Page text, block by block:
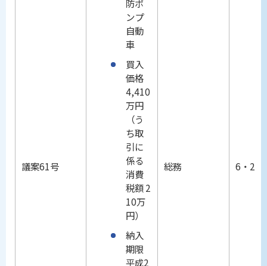
議案61号
防ポ
ンプ
自動
車
買入
価格
4,410
万円
（う
ち取
引に
係る
消費
税額 2
10万
円）
納入
期限
平成2
総務 6・25